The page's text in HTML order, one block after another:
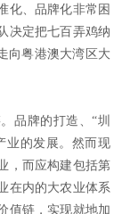
化、品牌化非常困
决定把七百弄鸡纳
向粤港澳大湾区大
牌的打造、“圳
业的发展。然而现
，而应构建包括第
在内的大农业体系
值链，实现就地加